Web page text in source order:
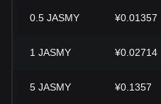
0.5 JASMY ¥0.01357
1 JASMY ¥0.02714
5 JASMY ¥0.1357